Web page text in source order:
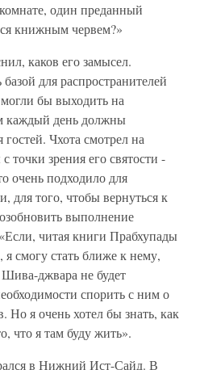
один преданный
книжным червем?»
каков его замысел.
для распространителей
бы выходить на
каждый день должны
Чхота смотрел на
точки зрения его святости -
очень подходило для
для того, чтобы вернуться к
выполнение
читая книги Прабхупады
смогу стать ближе к нему,
Шива-джвара не будет
спорить с ним о
Но я очень хотел бы знать, как
что я там буду жить».
в Нижний Ист-Сайд. В